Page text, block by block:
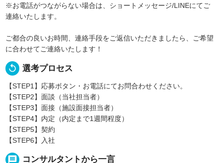
※お電話がつながらない場合は、ショートメッセージ/LINEにてご
連絡いたします。
ご都合の良いお時間、連絡手段をご返信いただきましたら、ご希望
に合わせてご連絡いたします！
replay 選考プロセス
【STEP1】応募ボタン・お電話にてお問合わせください。
【STEP2】面談（当社担当者）
【STEP3】面接（施設面接担当者）
【STEP4】内定（内定まで1週間程度）
【STEP5】契約
【STEP6】入社
message コンサルタントから一言